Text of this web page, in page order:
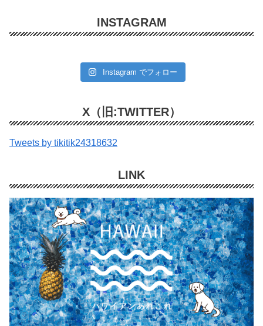
INSTAGRAM
Instagram でフォロー
X（旧:TWITTER）
Tweets by tikitik24318632
LINK